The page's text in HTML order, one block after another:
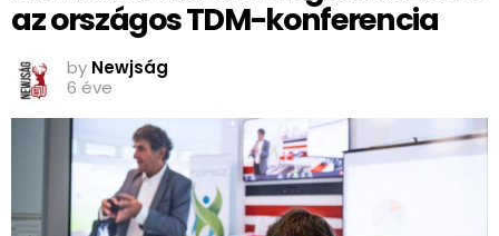
az országos TDM-konferencia
by Newjság
6 éve